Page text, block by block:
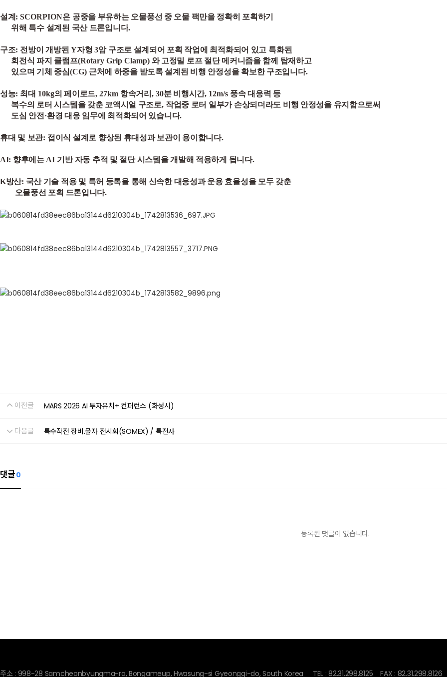
설계 : SCORPION은 공중을 부유하는 오물풍선 중 오물 팩만을 정확히 포획하기
위해 특수 설계된 국산 드론입니다.
구조: 전방이 개방된Y자형3암 구조로 설계되어 포획 작업에 최적화되어 있고 특화된
회전식 파지 클램프(Rotary Grip Clamp) 와 고정밀 로프 절단 메커니즘을 함께 탑재하고
있으며 기체 중심(CG) 근처에 하중을 받도록 설계된 비행 안정성을 확보한 구조입니다.
성능: 최대 10kg의 페이로드, 27km 항속거리 , 30분 비행시간, 12m/s 풍속 대응력 등
복수의 로터 시스템을 갖춘 코액시얼 구조로, 작업중 로터 일부가 손상되더라도 비행 안정성을 유지함으로써
도심 안전 ·환경 대응 임무에 최적화되어 있습니다.
휴대 및 보관: 접이식 설계로 향상된 휴대성과 보관이 용이합니다.
AI: 향후에는 AI 기반 자동 추적 및 절단 시스템을 개발해 적용하게 됩니다.
K방산: 국산 기술 적용 및 특허 등록을 통해 신속한 대응성과 운용 효율성을 모두 갖춘
오물풍선 포획 드론입니다.
이전글 MARS 2026 AI 투자유치+ 컨퍼런스 (화성시)
다음글 특수작전 장비.물자 전시회(SOMEX) / 특전사
댓글0
등록된 댓글이 없습니다.
주소 : 998-28 Samcheonbyungma-ro, Bongameup, Hwasung-si Gyeonggi-do, South Korea TEL : 82.31.298.8125 FAX : 82.31.298.8126